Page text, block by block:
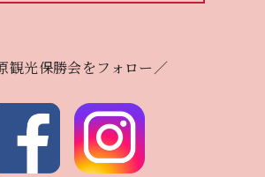
観光保勝会をフォロー／